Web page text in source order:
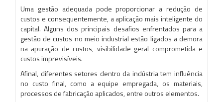
Uma gestão adequada pode proporcionar a redução de
custos e consequentemente, a aplicação mais inteligente do
capital. Alguns dos principais desafios enfrentados para a
gestão de custos no meio industrial estão ligados a demora
na apuração de custos, visibilidade geral comprometida e
custos imprevisíveis.
Afinal, diferentes setores dentro da indústria tem influência
no custo final, como a equipe empregada, os materiais,
processos de fabricação aplicados, entre outros elementos.